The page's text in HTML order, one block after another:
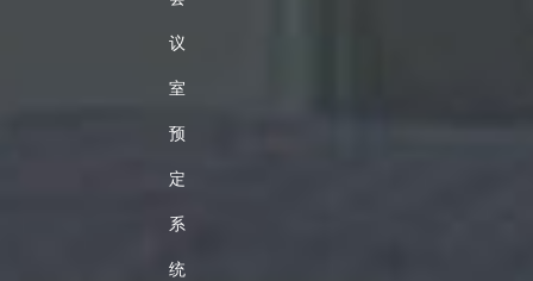
议
室
预
定
系
统